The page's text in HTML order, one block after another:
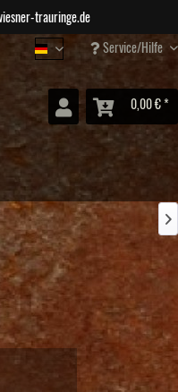
trauringe.de
Wiesner SchmuckService/Hilfe
0,00 € *
